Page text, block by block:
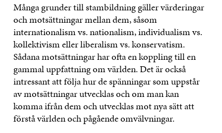
Många grunder till stambildning gäller värderingar
och motsättningar mellan dem, såsom
internationalism vs. nationalism, individualism vs.
kollektivism eller liberalism vs. konservatism.
Sådana motsättningar har ofta en koppling till en
gammal uppfattning om världen. Det är också
intressant att följa hur de spänningar som uppstår
av motsättningar utvecklas och om man kan
komma ifrån dem och utvecklas mot nya sätt att
förstå världen och pågående omvälvningar.